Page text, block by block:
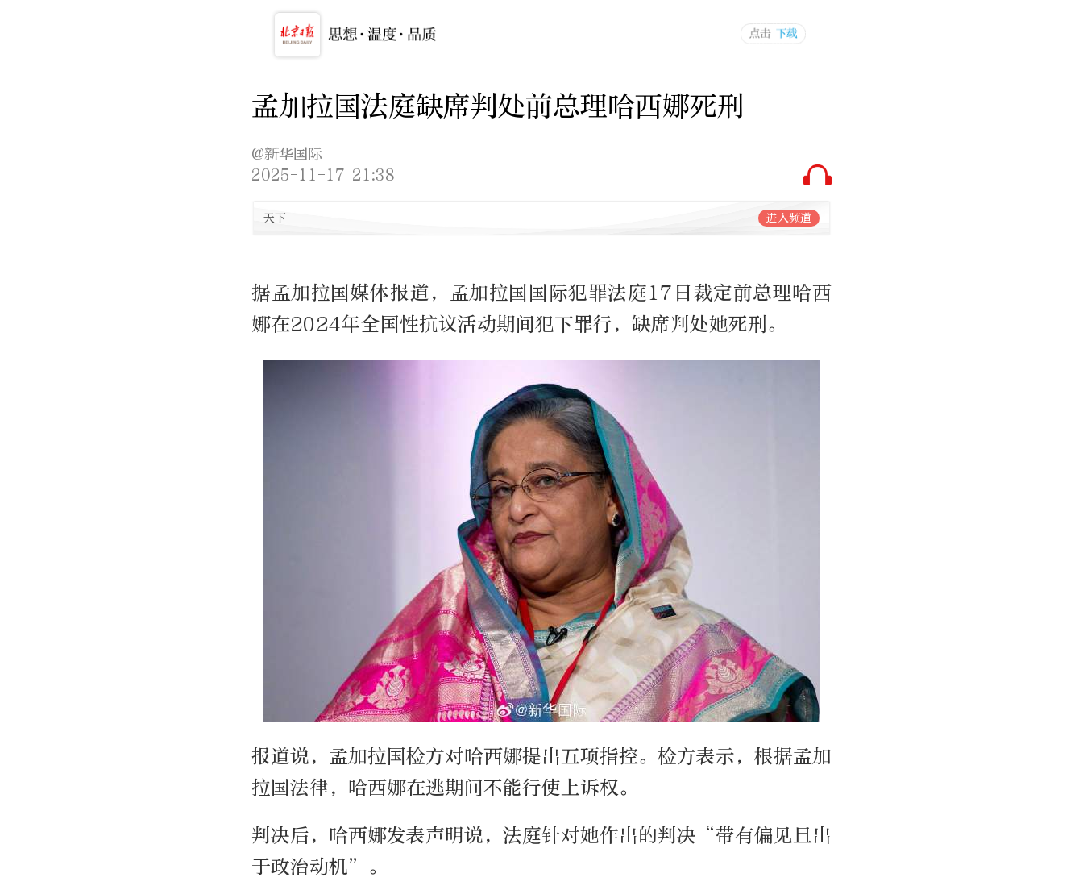
孟加拉国法庭缺席判处前总理哈西娜死刑
@新华国际
2025-11-17 21:38
天下 进入频道
据孟加拉国媒体报道，孟加拉国国际犯罪法庭17日裁定前总理哈西
娜在2024年全国性抗议活动期间犯下罪行，缺席判处她死刑。
报道说，孟加拉国检方对哈西娜提出五项指控。检方表示，根据孟加
拉国法律，哈西娜在逃期间不能行使上诉权。
判决后，哈西娜发表声明说，法庭针对她作出的判决“带有偏见且出
于政治动机”。